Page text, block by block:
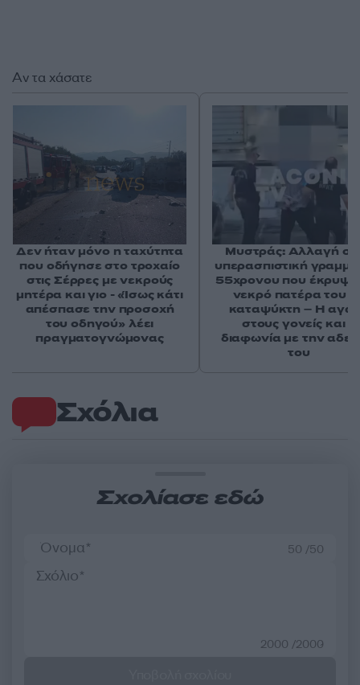
Σχόλια
Σχολίασε εδώ
50 /50
2000 /2000
Αν τα χάσατε
Δεν ήταν μόνο η ταχύτητα
που οδήγησε στο τροχαίο
στις Σέρρες με νεκρούς
μητέρα και γιο - «Ίσως κάτι
απέσπασε την προσοχή
του οδηγού» λέει
πραγματογνώμονας
Μυστράς: Αλλαγή
υπερασπιστική
55χρονου που έκρυψε
νεκρό πατέρα του
καταψύκτη – Η
στους γονείς και η
διαφωνία με την
του